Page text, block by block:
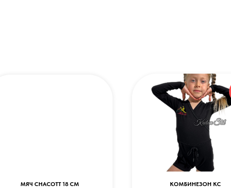
МЯЧ CHACOTT 18 СМ КОМБИНЕЗОН КС